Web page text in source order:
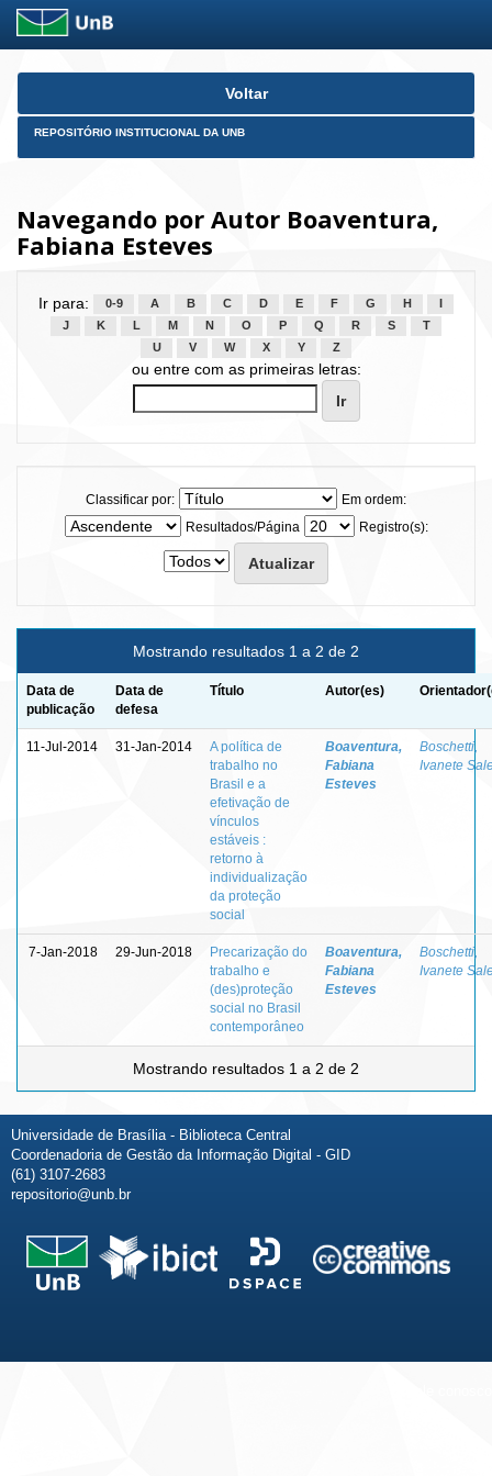
Skip
Voltar
REPOSITÓRIO INSTITUCIONAL DA UNB
Navegando por Autor Boaventura,
Fabiana Esteves
Ir para: 0-9 A B C D E F G H
J
K L M N O P Q R S
T
U
V W X Y Z
ou entre com as primeiras letras:
Classificar por:
Em ordem:
Resultados/Página
Registro(s):
Mostrando resultados 1 a 2 de 2
Data de
publicação
Data de
defesa
Título Autor(es)
11-Jul-2014 31-Jan-2014
A política de
trabalho no
Brasil e a
efetivação de
vínculos
estáveis :
retorno à
individualização
da proteção
social
Boaventura,
Fabiana
Esteves
Boschetti,
Ivanete
7-Jan-2018 29-Jun-2018
Precarização do
trabalho e
(des)proteção
social no Brasil
contemporâneo
Boaventura,
Fabiana
Esteves
Boschetti,
Ivanete
Mostrando resultados 1 a 2 de 2
Universidade de Brasília - Biblioteca Central
Coordenadoria de Gestão da Informação Digital - GID
(61) 3107-2683
repositorio@unb.br